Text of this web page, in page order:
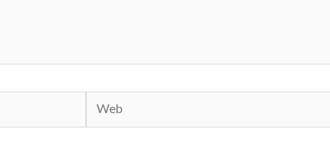
Web